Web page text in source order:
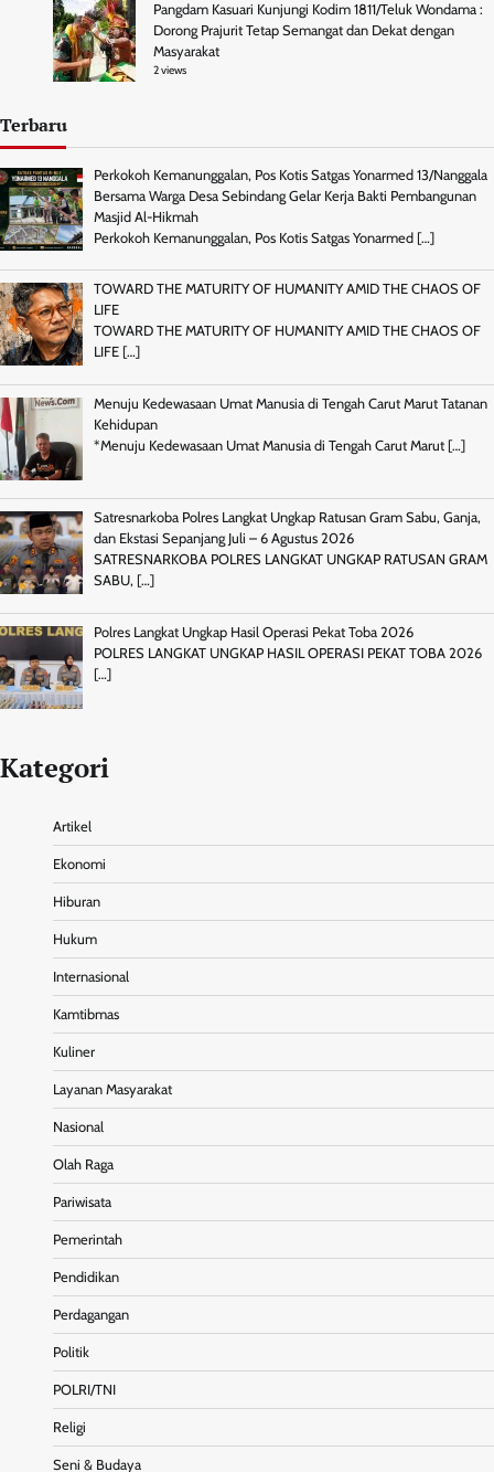
Pangdam Kasuari Kunjungi Kodim 1811/Teluk Wondama :
Dorong Prajurit Tetap Semangat dan Dekat dengan
Masyarakat
2 views
Terbaru
Perkokoh Kemanunggalan, Pos Kotis Satgas Yonarmed 13/Nanggala
Bersama Warga Desa Sebindang Gelar Kerja Bakti Pembangunan
Masjid Al-Hikmah
Perkokoh Kemanunggalan, Pos Kotis Satgas Yonarmed […]
TOWARD THE MATURITY OF HUMANITY AMID THE CHAOS OF
LIFE
TOWARD THE MATURITY OF HUMANITY AMID THE CHAOS OF
LIFE […]
Menuju Kedewasaan Umat Manusia di Tengah Carut Marut Tatanan
Kehidupan
*Menuju Kedewasaan Umat Manusia di Tengah Carut Marut […]
Satresnarkoba Polres Langkat Ungkap Ratusan Gram Sabu, Ganja,
dan Ekstasi Sepanjang Juli – 6 Agustus 2026
SATRESNARKOBA POLRES LANGKAT UNGKAP RATUSAN GRAM
SABU, […]
Polres Langkat Ungkap Hasil Operasi Pekat Toba 2026
POLRES LANGKAT UNGKAP HASIL OPERASI PEKAT TOBA 2026
[…]
Kategori
Artikel
Ekonomi
Hiburan
Hukum
Internasional
Kamtibmas
Kuliner
Layanan Masyarakat
Nasional
Olah Raga
Pariwisata
Pemerintah
Pendidikan
Perdagangan
Politik
POLRI/TNI
Religi
Seni & Budaya